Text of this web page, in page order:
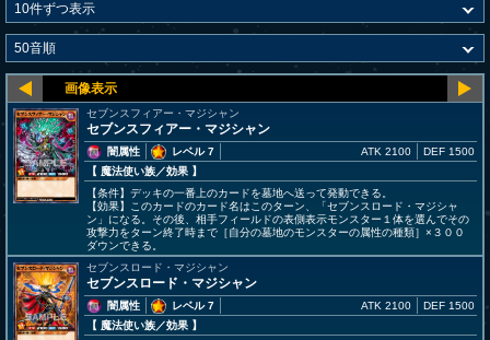
セブンスフィアー・マジシャン
セブンスフィアー・マジシャン
闇属性
レベル 7
【 魔法使い族／効果 】
ATK 2100 DEF 1500
【条件】デッキの一番上のカードを墓地へ送って発動できる。
【効果】このカードのカード名はこのターン、「セブンスロード・マジシャ
ン」になる。その後、相手フィールドの表側表示モンスター１体を選んでその
攻撃力をターン終了時まで［自分の墓地のモンスターの属性の種類］×３００
ダウンできる。
セブンスロード・マジシャン
セブンスロード・マジシャン
闇属性
レベル 7
【 魔法使い族／効果 】
ATK 2100 DEF 1500